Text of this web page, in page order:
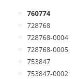
760774
728768
728768-0004
728768-0005
753847
753847-0002